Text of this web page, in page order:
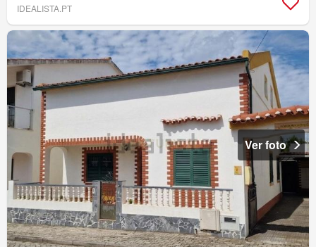
IDEALISTA.PT
Ver foto